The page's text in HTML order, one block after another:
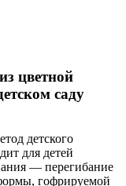
цветной
саду
детского
для детей
— перегибание
гофрируемой